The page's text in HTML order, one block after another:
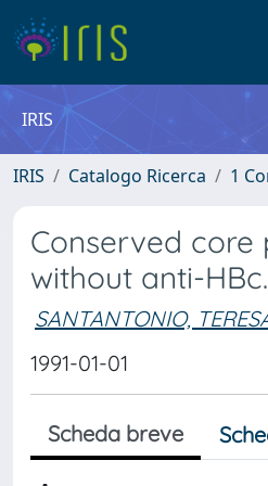
IRIS
IRIS Catalogo Ricerca 1
Conserved core
without anti-HBc.
SANTANTONIO,
1991-01-01
Scheda breve